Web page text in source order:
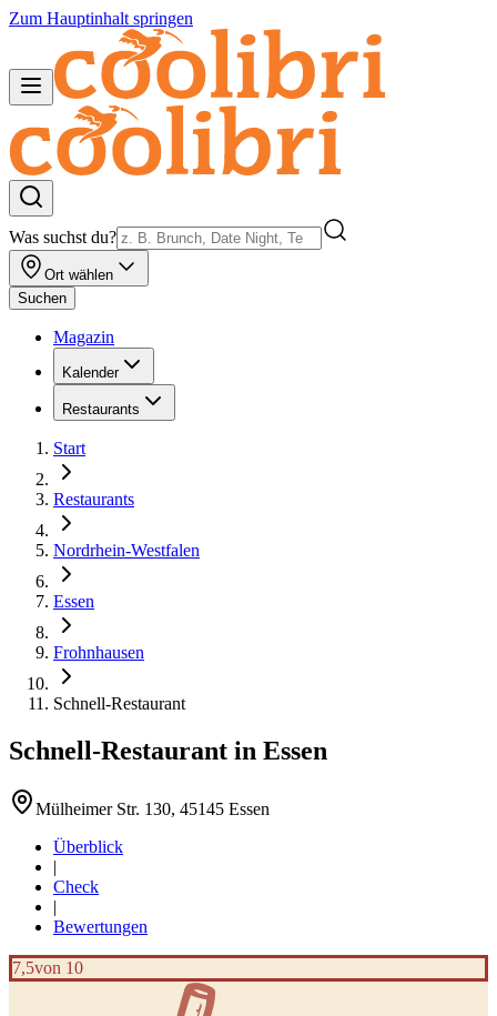
Zum Hauptinhalt springen
Was suchst du?
Ort wählen
Suchen
Magazin
Kalender
Restaurants
Start
Restaurants
Nordrhein-Westfalen
Essen
Frohnhausen
Schnell-Restaurant
Schnell-Restaurant in Essen
Mülheimer Str. 130, 45145 Essen
Überblick
|
Check
|
Bewertungen
7,5von 10